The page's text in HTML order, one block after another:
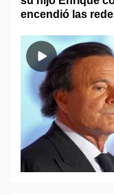
encendió las